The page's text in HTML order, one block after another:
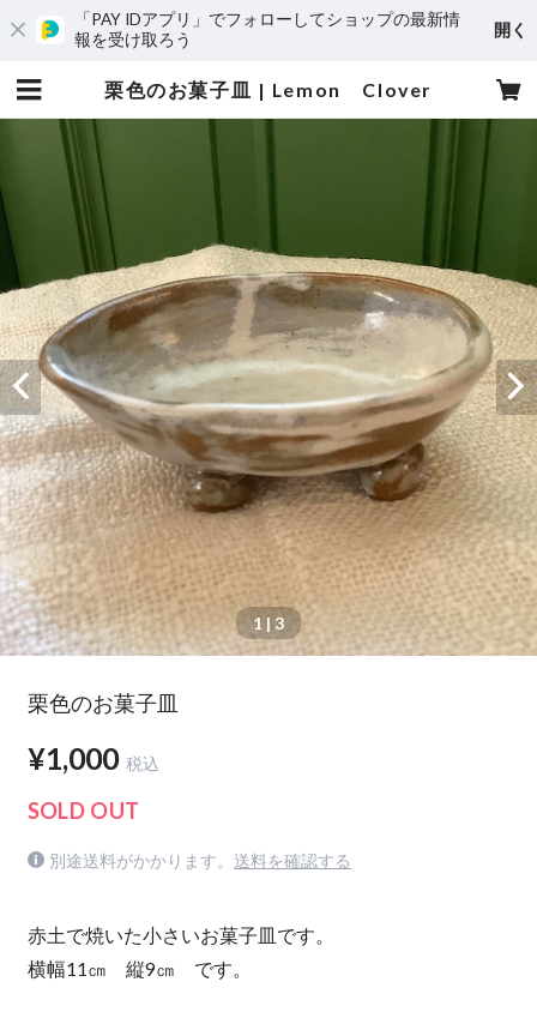
「PAY IDアプリ」でフォローしてショップの最新情
報を受け取ろう
開く
栗色のお菓子皿 | Lemon Clover
1 | 3
栗色のお菓子皿
¥1,000 税込
SOLD OUT
別途送料がかかります。 送料を確認する
赤土で焼いた小さいお菓子皿です。
横幅11㎝ 縦9㎝ です。